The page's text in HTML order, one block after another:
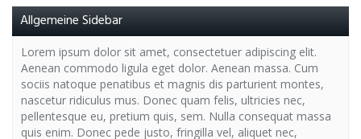
Allgemeine Sidebar
Lorem ipsum dolor sit amet, consectetuer adipiscing elit.
Aenean commodo ligula eget dolor. Aenean massa. Cum
sociis natoque penatibus et magnis dis parturient montes,
nascetur ridiculus mus. Donec quam felis, ultricies nec,
pellentesque eu, pretium quis, sem. Nulla consequat massa
quis enim. Donec pede justo, fringilla vel, aliquet nec,